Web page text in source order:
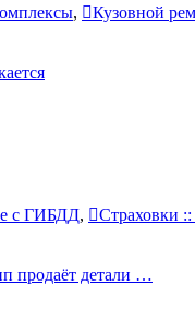
, Кузовной
с ГИБДД, Страховки
продаёт детали …